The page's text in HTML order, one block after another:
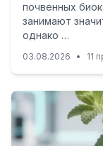
почвенных
занимают
однако …
03.08.2026 • 11